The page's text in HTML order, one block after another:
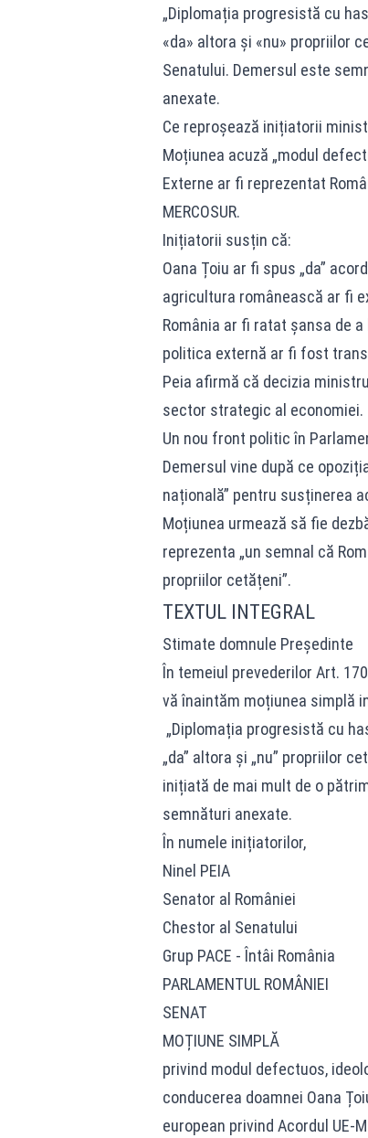
„Diplomația progresistă cu
«da» altora și «nu» propriilor
Senatului. Demersul este
anexate.
Ce reproșează inițiatorii
Moțiunea acuză „modul
Externe ar fi reprezentat
MERCOSUR.
Inițiatorii susțin că:
Oana Țoiu ar fi spus „da”
agricultura românească ar fi
România ar fi ratat șansa de
politica externă ar fi fost
Peia afirmă că decizia
sector strategic al economiei.
Un nou front politic în
Demersul vine după ce
națională” pentru susținerea
Moțiunea urmează să fie
reprezenta „un semnal că
propriilor cetățeni”.
TEXTUL INTEGRAL
Stimate domnule Președinte
În temeiul prevederilor Art.
vă înaintăm moțiunea simplă
„Diplomația progresistă cu
„da” altora și „nu” propriilor
inițiată de mai mult de o
semnături anexate.
În numele inițiatorilor,
Ninel PEIA
Senator al României
Chestor al Senatului
Grup PACE - Întâi România
PARLAMENTUL ROMÂNIEI
SENAT
MOȚIUNE SIMPLĂ
privind modul defectuos,
conducerea doamnei Oana
european privind Acordul UE-